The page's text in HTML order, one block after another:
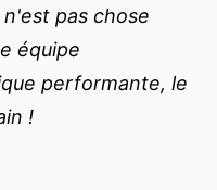
pas chose
équipe
performante, le
!